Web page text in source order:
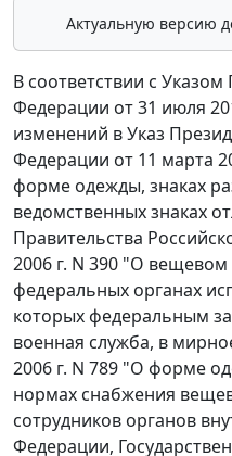
Актуальную версию
В соответствии с
Федерации от 31 июля
изменений в Указ
Федерации от 11 марта
форме одежды, знаках
ведомственных знаках
Правительства
2006 г. N 390 "О
федеральных органах
которых федеральным
военная служба, в
2006 г. N 789 "О форме
нормах снабжения
сотрудников органов
Федерации,